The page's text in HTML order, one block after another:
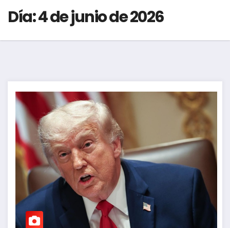
Día:4 de junio de 2026